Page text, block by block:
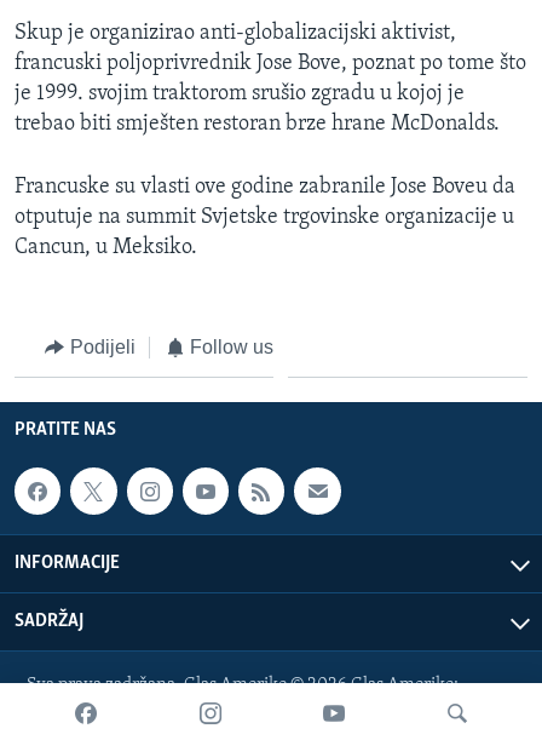
Skup je organizirao anti-globalizacijski aktivist,
francuski poljoprivrednik Jose Bove, poznat po tome što
je 1999. svojim traktorom srušio zgradu u kojoj je
trebao biti smješten restoran brze hrane McDonalds.
Francuske su vlasti ove godine zabranile Jose Boveu da
otputuje na summit Svjetske trgovinske organizacije u
Cancun, u Meksiko.
Podijeli Follow us
PRATITE NAS
INFORMACIJE
SADRŽAJ
Sva prava zadržana. Glas Amerike © 2026 Glas Amerike:
bosnian-service@voanews.com